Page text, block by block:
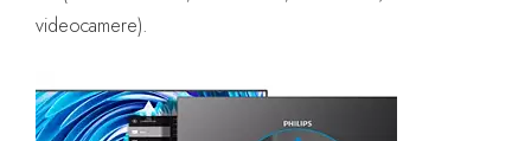
videocamere).